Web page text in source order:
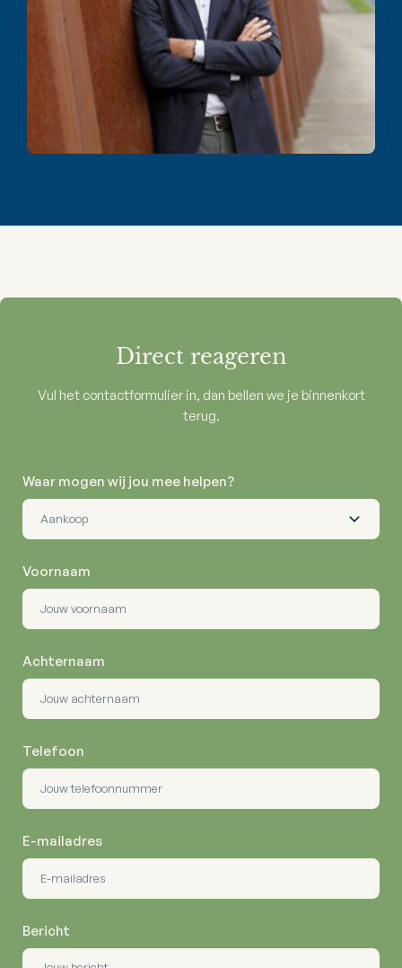
Direct reageren
Vul het contactformulier in, dan bellen we je binnenkort
terug.
Waar mogen wij jou mee helpen?
Voornaam
Achternaam
Telefoon
E-mailadres
Bericht